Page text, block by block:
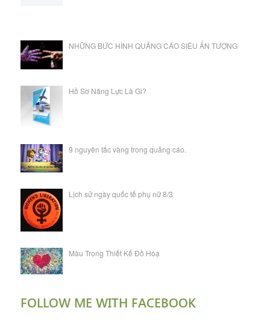
NHỮNG BỨC HÌNH QUẢNG CÁO SIÊU ẤN TƯỢNG
Hồ Sơ Năng Lực Là Gì?
9 nguyên tắc vàng trong quảng cáo.
Lịch sử ngày quốc tế phụ nữ 8/3
Màu Trong Thiết Kế Đồ Hoạ
FOLLOW ME WITH FACEBOOK